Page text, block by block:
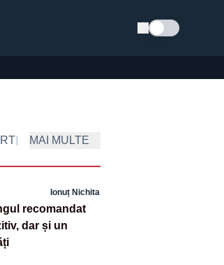
Schimba tema
| MAI MULTE
Ionuț Nichita
recomandat
dar și un